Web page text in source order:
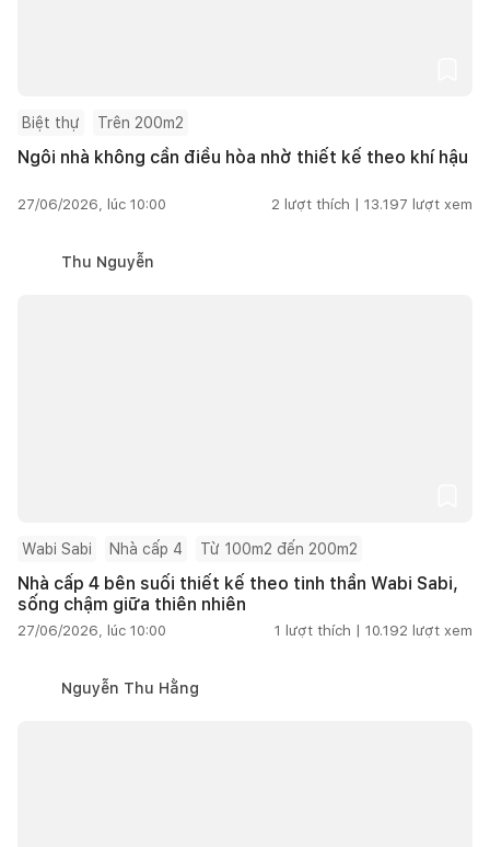
Biệt thự Trên 200m2
Ngôi nhà không cần điều hòa nhờ thiết kế theo khí hậu
27/06/2026, lúc 10:00 2 lượt thích | 13.197 lượt xem
Thu Nguyễn
Wabi Sabi Nhà cấp 4 Từ 100m2 đến 200m2
Nhà cấp 4 bên suối thiết kế theo tinh thần Wabi Sabi,
sống chậm giữa thiên nhiên
27/06/2026, lúc 10:00 1 lượt thích | 10.192 lượt xem
Nguyễn Thu Hằng